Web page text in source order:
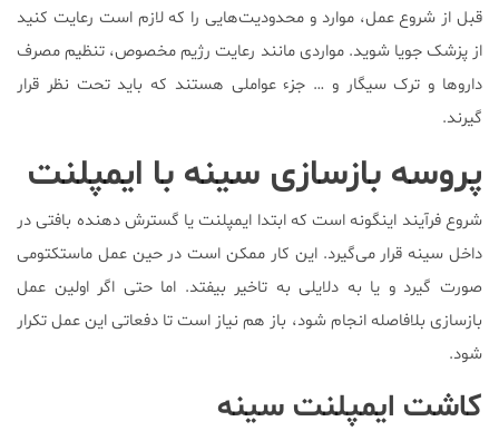
قبل از شروع عمل، موارد و محدودیت‌هایی را که لازم است رعایت کنید
از پزشک جویا شوید. مواردی مانند رعایت رژیم مخصوص، تنظیم مصرف
داروها و ترک سیگار و … جزء عواملی هستند که باید تحت نظر قرار
گیرند.
پروسه بازسازی سینه با ایمپلنت
شروع فرآیند اینگونه است که ابتدا ایمپلنت یا گسترش دهنده بافتی در
داخل سینه قرار می‌گیرد. این کار ممکن است در حین عمل ماستکتومی
صورت گیرد و یا به دلایلی به تاخیر بیفتد. اما حتی اگر اولین عمل
بازسازی بلافاصله انجام شود، باز هم نیاز است تا دفعاتی این عمل تکرار
شود.
کاشت ایمپلنت سینه